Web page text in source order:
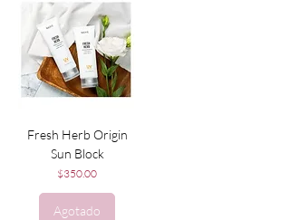
Fresh Herb Origin
Sun Block
Precio
$350.00
Agotado